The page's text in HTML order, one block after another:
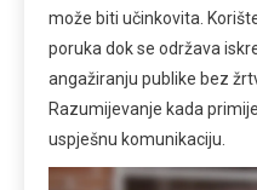
može biti učinkovita.
poruka dok se održava
angažiranju publike bez
Razumijevanje kada
uspješnu komunikaciju.